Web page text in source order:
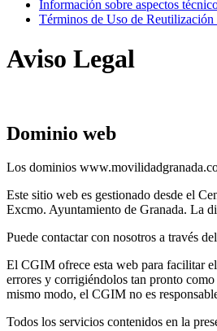
Información sobre aspectos
Términos de Uso de
Aviso Legal
Dominio web
Los dominios
Este sitio web es gestionado desde el
Excmo. Ayuntamiento de Granada. La
Puede contactar con nosotros a través
El CGIM ofrece esta web para facilitar
errores y corrigiéndolos tan pronto
mismo modo, el CGIM no es
Todos los servicios contenidos en la